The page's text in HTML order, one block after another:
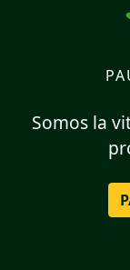
Somos la